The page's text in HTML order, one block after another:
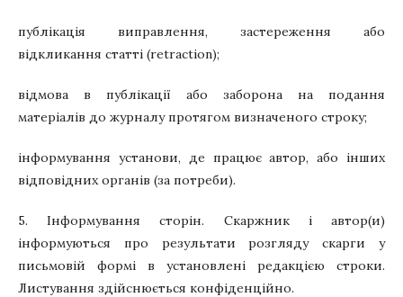
публікація виправлення, застереження або
відкликання статті (retraction);
відмова в публікації або заборона на подання
матеріалів до журналу протягом визначеного строку;
інформування установи, де працює автор, або інших
відповідних органів (за потреби).
5. Інформування сторін. Скаржник і автор(и)
інформуються про результати розгляду скарги у
письмовій формі в установлені редакцією строки.
Листування здійснюється конфіденційно.